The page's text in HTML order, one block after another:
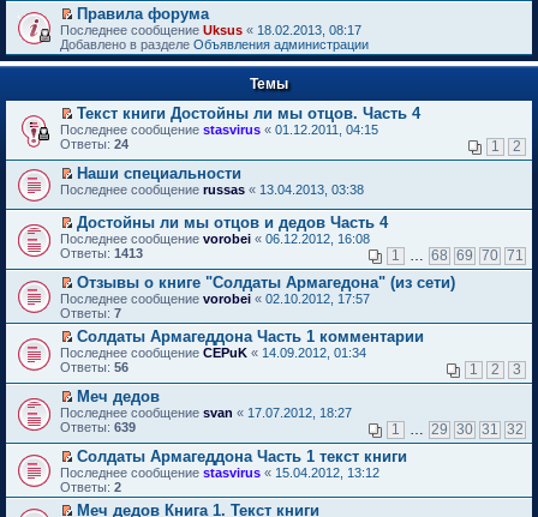
й
т
и
к
п
в
о
м
у
н
е
п
р
о
ч
и
т
а
н
н
о
м
у
с
о
о
б
щ
е
н
и
ю
П
е
р
е
т
и
к
п
р
в
о
м
у
н
е
п
р
о
ч
и
т
а
н
н
о
м
у
с
о
о
б
щ
Правила форума
Последнее сообщение Uksus « 18.02.2013, 08:17
Добавлено в разделе Объявления администрации
Темы
П
е
е
й
т
и
к
п
е
р
в
о
м
у
н
е
п
р
о
ч
и
т
а
н
н
о
м
Текст книги Достойны ли мы отцов. Часть 4
Последнее сообщение stasvirus « 01.12.2011, 04:15
Ответы: 24 1 2
П
р
е
й
т
и
к
п
е
р
в
о
м
у
н
е
п
р
о
ч
и
т
Наши специальности
Последнее сообщение russas « 13.04.2013, 03:38
П
е
е
й
т
и
к
п
е
в
о
м
у
н
е
п
р
о
Достойны ли мы отцов и дедов Часть 4
Последнее сообщение vorobei « 06.12.2012, 16:08
Ответы: 1413 1 68 69 70 71
П
е
р
е
й
т
и
п
е
в
о
м
у
н
Отзывы о книге "Солдаты Армагедона" (из сети)
Последнее сообщение vorobei « 02.10.2012, 17:57
Ответы: 7
П
е
е
й
т
и
к
п
е
р
в
Солдаты Армагеддона Часть 1 комментарии
Последнее сообщение CEPuK « 14.09.2012, 01:34
Ответы: 56 1 2 3
П
е
е
й
т
и
Меч дедов
Последнее сообщение svan « 17.07.2012, 18:27
Ответы: 639 1 29 30 31 32
П
е
р
е
Солдаты Армагеддона Часть 1 текст книги
Последнее сообщение stasvirus « 15.04.2012, 13:12
Ответы: 2
Меч дедов Книга 1. Текст книги